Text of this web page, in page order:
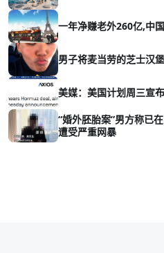
一年净赚老外260亿,中
男子将麦当劳的芝士汉
美媒：美国计划周三宣
“婚外胚胎案”男方称已
遭受严重网暴